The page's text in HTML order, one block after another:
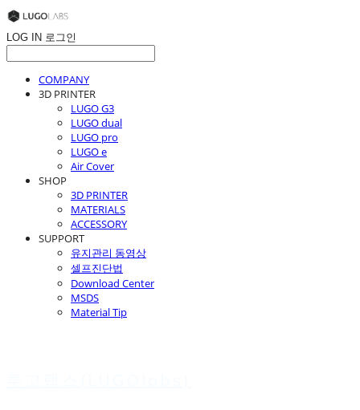
LOG IN 로그인
COMPANY
3D PRINTER
LUGO G3
LUGO dual
LUGO pro
LUGO e
Air Cover
SHOP
3D PRINTER
MATERIALS
ACCESSORY
SUPPORT
유지관리 동영상
셀프진단법
Download Center
MSDS
Material Tip